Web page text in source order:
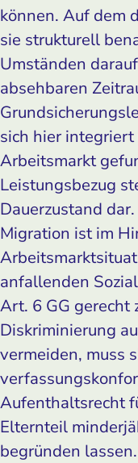
können. Auf dem
sie strukturell
Umständen
absehbaren
sich hier integriert
Arbeitsmarkt
Leistungsbezug
Dauerzustand
Migration ist im
anfallenden
Art. 6 GG gerecht
Diskriminierung
vermeiden, muss
Aufenthaltsrecht
Elternteil
begründen lassen.